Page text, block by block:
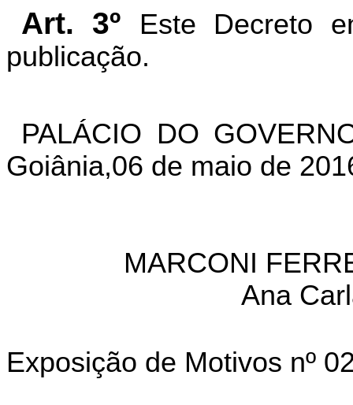
Art. 3º
Este Decreto
publicação.
PALÁCIO DO
Goiânia,06 de maio de
MARCONI
Ana
Exposição de Motivos nº